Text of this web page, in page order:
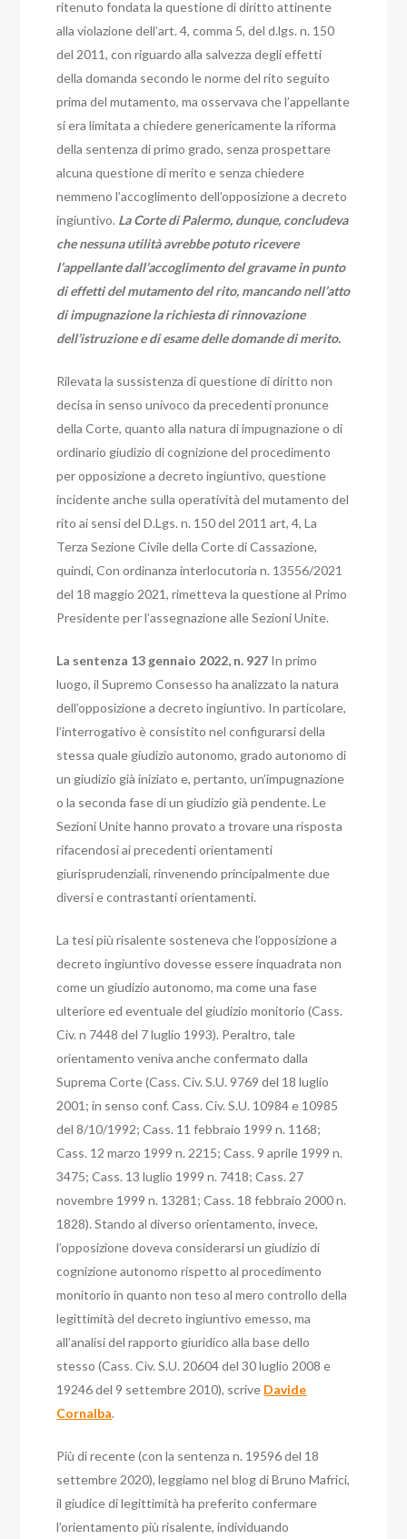
ritenuto fondata la questione di diritto attinente
alla violazione dell’art. 4, comma 5, del d.lgs. n. 150
del 2011, con riguardo alla salvezza degli effetti
della domanda secondo le norme del rito seguito
prima del mutamento, ma osservava che l’appellante
si era limitata a chiedere genericamente la riforma
della sentenza di primo grado, senza prospettare
alcuna questione di merito e senza chiedere
nemmeno l’accoglimento dell’opposizione a decreto
ingiuntivo. La Corte di Palermo, dunque, concludeva
che nessuna utilità avrebbe potuto ricevere
l’appellante dall’accoglimento del gravame in punto
di effetti del mutamento del rito, mancando nell’atto
di impugnazione la richiesta di rinnovazione
dell’istruzione e di esame delle domande di merito.
Rilevata la sussistenza di questione di diritto non
decisa in senso univoco da precedenti pronunce
della Corte, quanto alla natura di impugnazione o di
ordinario giudizio di cognizione del procedimento
per opposizione a decreto ingiuntivo, questione
incidente anche sulla operatività del mutamento del
rito ai sensi del D.Lgs. n. 150 del 2011 art, 4, La
Terza Sezione Civile della Corte di Cassazione,
quindi, Con ordinanza interlocutoria n. 13556/2021
del 18 maggio 2021, rimetteva la questione al Primo
Presidente per l’assegnazione alle Sezioni Unite.
La sentenza 13 gennaio 2022, n. 927 In primo
luogo, il Supremo Consesso ha analizzato la natura
dell’opposizione a decreto ingiuntivo. In particolare,
l’interrogativo è consistito nel configurarsi della
stessa quale giudizio autonomo, grado autonomo di
un giudizio già iniziato e, pertanto, un’impugnazione
o la seconda fase di un giudizio già pendente.Le
Sezioni Unite hanno provato a trovare una risposta
rifacendosi ai precedenti orientamenti
giurisprudenziali, rinvenendo principalmente due
diversi e contrastanti orientamenti.
La tesi più risalente sosteneva che l’opposizione a
decreto ingiuntivo dovesse essere inquadrata non
come un giudizio autonomo, ma come una fase
ulteriore ed eventuale del giudizio monitorio (Cass.
Civ. n 7448 del 7 luglio 1993). Peraltro, tale
orientamento veniva anche confermato dalla
Suprema Corte (Cass. Civ. S.U. 9769 del 18 luglio
2001; in senso conf. Cass. Civ. S.U. 10984 e 10985
del 8/10/1992; Cass. 11 febbraio 1999 n. 1168;
Cass. 12 marzo 1999 n. 2215; Cass. 9 aprile 1999 n.
3475; Cass. 13 luglio 1999 n. 7418; Cass. 27
novembre 1999 n. 13281; Cass. 18 febbraio 2000 n.
1828).Stando al diverso orientamento, invece,
l’opposizione doveva considerarsi un giudizio di
cognizione autonomo rispetto al procedimento
monitorio in quanto non teso al mero controllo della
legittimità del decreto ingiuntivo emesso, ma
all’analisi del rapporto giuridico alla base dello
stesso (Cass. Civ. S.U. 20604 del 30 luglio 2008 e
19246 del 9 settembre 2010), scrive Davide
Cornalba.
Più di recente (con la sentenza n. 19596 del 18
settembre 2020), leggiamo nel blog di Bruno Mafrici,
il giudice di legittimità ha preferito confermare
l’orientamento più risalente, individuando